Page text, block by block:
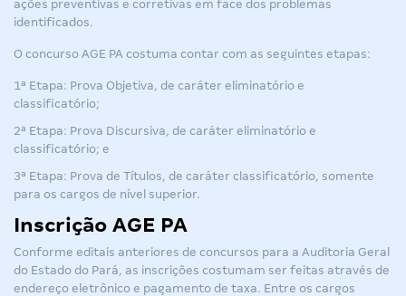
ações preventivas e corretivas em face dos problemas
identificados.
O concurso AGE PA costuma contar com as seguintes etapas:
1ª Etapa: Prova Objetiva, de caráter eliminatório e
classificatório;
2ª Etapa: Prova Discursiva, de caráter eliminatório e
classificatório; e
3ª Etapa: Prova de Títulos, de caráter classificatório, somente
para os cargos de nível superior.
Inscrição AGE PA
Conforme editais anteriores de concursos para a Auditoria Geral
do Estado do Pará, as inscrições costumam ser feitas através de
endereço eletrônico e pagamento de taxa. Entre os cargos